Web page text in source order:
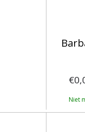
Niet